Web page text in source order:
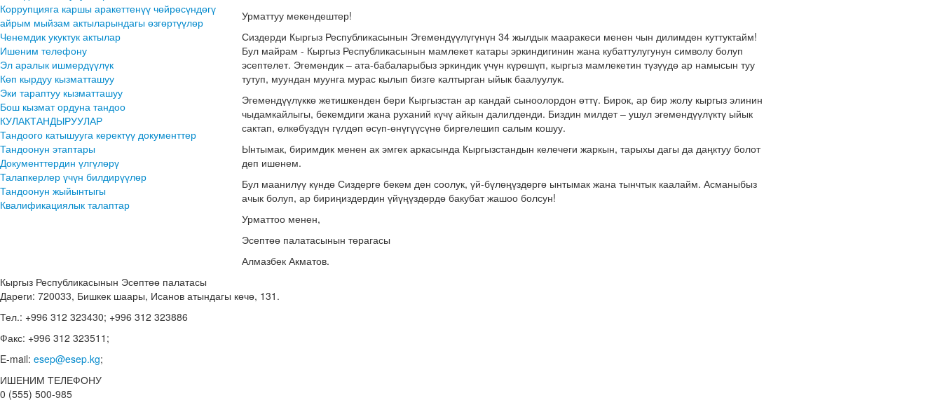
Коррупцияга каршы аракеттенүү чөйрөсүндөгү
айрым мыйзам актыларындагы өзгөртүүлөр
Ченемдик укуктук актылар
Ишеним телефону
Эл аралык ишмердүүлүк
Көп кырдуу кызматташуу
Эки тараптуу кызматташуу
Бош кызмат ордуна тандоо
КУЛАКТАНДЫРУУЛАР
Тандоого катышууга керектүү документтер
Тандоонун этаптары
Документтердин үлгүлөрү
Талапкерлер үчүн билдирүүлөр
Тандоонун жыйынтыгы
Квалификациялык талаптар
Урматтуу мекендештер!
Сиздерди Кыргыз Республикасынын Эгемендүүлүгүнүн 34 жылдык мааракеси менен чын дилимден куттуктайм!
Бул майрам - Кыргыз Республикасынын мамлекет катары эркиндигинин жана кубаттулугунун символу болуп
эсептелет. Эгемендик – ата-бабаларыбыз эркиндик үчүн күрөшүп, кыргыз мамлекетин түзүүдө ар намысын туу
тутуп, муундан муунга мурас кылып бизге калтырган ыйык баалуулук.
Эгемендүүлүккө жетишкенден бери Кыргызстан ар кандай сыноолордон өттү. Бирок, ар бир жолу кыргыз элинин
чыдамкайлыгы, бекемдиги жана руханий күчү айкын далилденди. Биздин милдет – ушул эгемендүүлүктү ыйык
сактап, өлкөбүздүн гүлдөп өсүп-өнүгүүсүнө биргелешип салым кошуу.
Ынтымак, биримдик менен ак эмгек аркасында Кыргызстандын келечеги жаркын, тарыхы дагы да даңктуу болот
деп ишенем.
Бул маанилүү күндө Сиздерге бекем ден соолук, үй-бүлөңүздөргө ынтымак жана тынчтык каалайм. Асманыбыз
ачык болуп, ар бириңиздердин үйүңүздөрдө бакубат жашоо болсун!
Урматтоо менен,
Эсептөө палатасынын төрагасы
Алмазбек Акматов.
Кыргыз Республикасынын Эсептөө палатасы
Дареги: 720033, Бишкек шаары, Исанов атындагы көчө, 131.
Тел.: +996 312 323430; +996 312 323886
Факс: +996 312 323511;
E-mail: esep@esep.kg;
ИШЕНИМ ТЕЛЕФОНУ
0 (555) 500-985